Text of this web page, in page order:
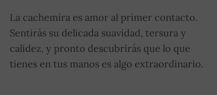
La cachemira es amor al primer contacto.
Sentirás su delicada suavidad, tersura y
calidez, y pronto descubrirás que lo que
tienes en tus manos es algo extraordinario.